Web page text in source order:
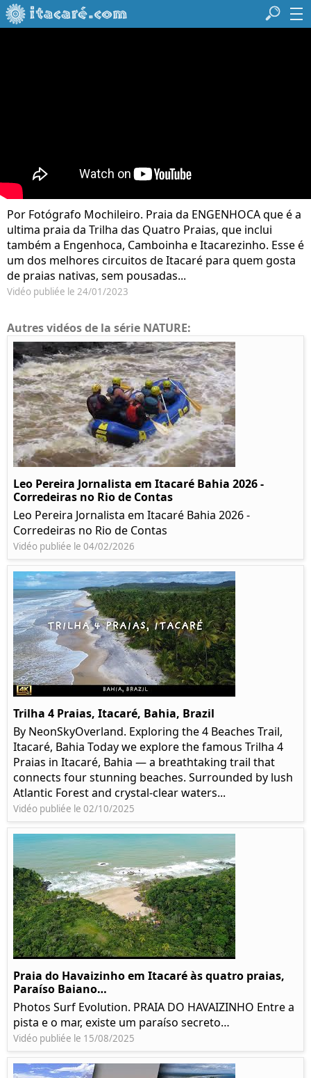
Por Fotógrafo Mochileiro. Praia da ENGENHOCA que é a
ultima praia da Trilha das Quatro Praias, que inclui
também a Engenhoca, Camboinha e Itacarezinho. Esse é
um dos melhores circuitos de Itacaré para quem gosta
de praias nativas, sem pousadas...
Vidéo publiée le 24/01/2023
Autres vidéos de la série NATURE:
Leo Pereira Jornalista em Itacaré Bahia 2026 -
Corredeiras no Rio de Contas
Leo Pereira Jornalista em Itacaré Bahia 2026 -
Corredeiras no Rio de Contas
Vidéo publiée le 04/02/2026
Trilha 4 Praias, Itacaré, Bahia, Brazil
By NeonSkyOverland. Exploring the 4 Beaches Trail,
Itacaré, Bahia Today we explore the famous Trilha 4
Praias in Itacaré, Bahia — a breathtaking trail that
connects four stunning beaches. Surrounded by lush
Atlantic Forest and crystal-clear waters...
Vidéo publiée le 02/10/2025
Praia do Havaizinho em Itacaré às quatro praias,
Paraíso Baiano…
Photos Surf Evolution. PRAIA DO HAVAIZINHO Entre a
pista e o mar, existe um paraíso secreto…
Vidéo publiée le 15/08/2025